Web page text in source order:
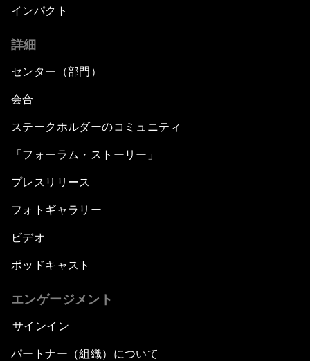
インパクト
詳細
センター（部門）
会合
ステークホルダーのコミュニティ
「フォーラム・ストーリー」
プレスリリース
フォトギャラリー
ビデオ
ポッドキャスト
エンゲージメント
サインイン
パートナー（組織）について